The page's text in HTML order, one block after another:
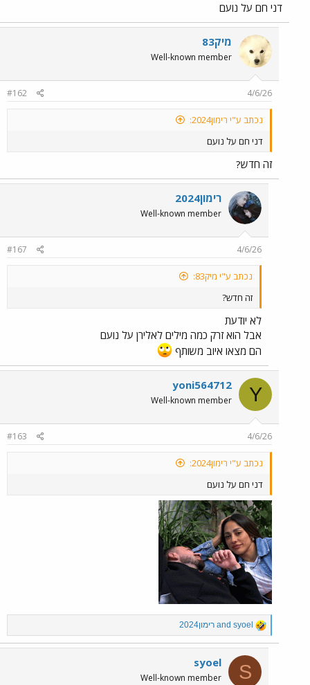
דני חם על נועם
מיק83
Well-known member
4/6/26
#162
נכתב ע"י רימון2024:
דני חם על נועם
זה חדש?
רימון2024
Well-known member
4/6/26
#167
נכתב ע"י מיק83:
זה חדש?
לא יודעת
אבל הוא זרק כמה מילים לאלירן על נועם
הם מצאו איוב משותף
Y
yoni564712
Well-known member
4/6/26
#163
נכתב ע"י רימון2024:
דני חם על נועם
R
e
a
c
syoel רימון2024
S
syoel
Well-known member